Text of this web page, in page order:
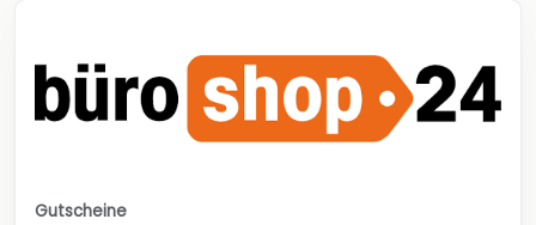
Gutscheine